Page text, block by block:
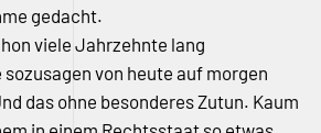
gedacht.
viele Jahrzehnte lang
von heute auf morgen
das ohne besonderes Zutun. Kaum